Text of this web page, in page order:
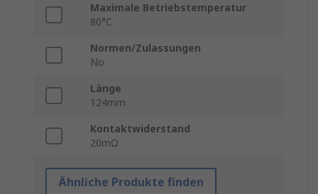
Maximale Betriebstemperatur
80°C
Normen/Zulassungen
No
Länge
124mm
Kontaktwiderstand
20mΩ
Ähnliche Produkte finden